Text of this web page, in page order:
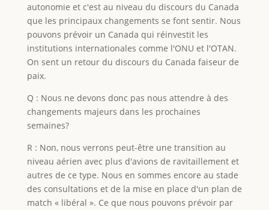
autonomie et c'est au niveau du discours du Canada
que les principaux changements se font sentir. Nous
pouvons prévoir un Canada qui réinvestit les
institutions internationales comme l'ONU et l'OTAN.
On sent un retour du discours du Canada faiseur de
paix.
Q : Nous ne devons donc pas nous attendre à des
changements majeurs dans les prochaines
semaines?
R : Non, nous verrons peut-être une transition au
niveau aérien avec plus d'avions de ravitaillement et
autres de ce type. Nous en sommes encore au stade
des consultations et de la mise en place d'un plan de
match « libéral ». Ce que nous pouvons prévoir par